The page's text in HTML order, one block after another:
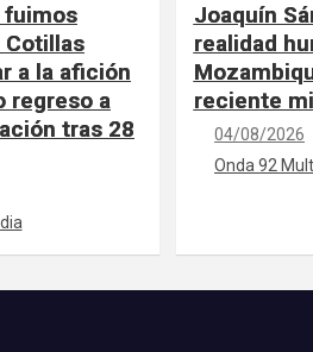
fuimos
Cotillas
a la afición
regreso a
tras 28
Joaquín
realidad
reciente
04/08/2026
Onda 92